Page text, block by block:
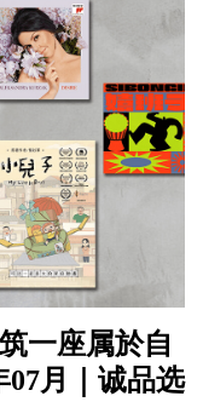
一座属於自
月｜诚品选